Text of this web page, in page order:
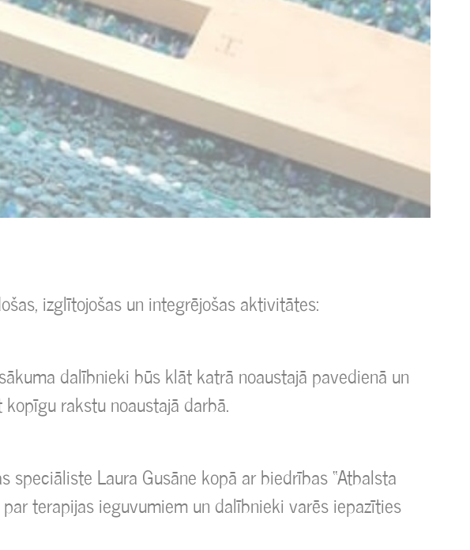
izglītojošas un integrējošas aktivitātes:
dalībnieki būs klāt katrā noaustajā pavedienā un
rakstu noaustajā darbā.
Laura Gusāne kopā ar biedrības “Atbalsta
terapijas ieguvumiem un dalībnieki varēs iepazīties